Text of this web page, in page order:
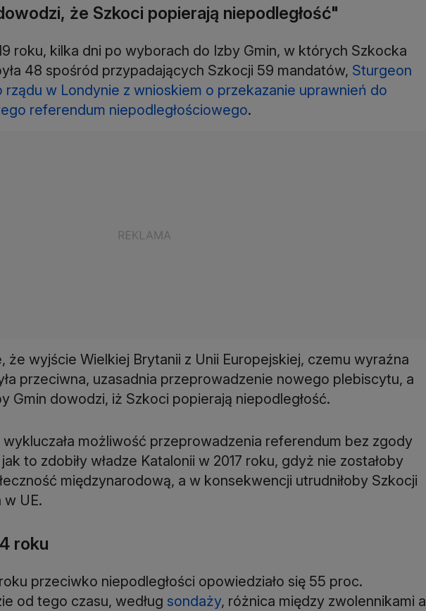
że Szkoci popierają niepodległość"
roku, kilka dni po wyborach do Izby Gmin, w których Szkocka
48 spośród przypadających Szkocji 59 mandatów, Sturgeon
rządu w Londynie z wnioskiem o przekazanie uprawnień do
referendum niepodległościowego.
że wyjście Wielkiej Brytanii z Unii Europejskiej, czemu wyraźna
przeciwna, uzasadnia przeprowadzenie nowego plebiscytu, a
Gmin dowodzi, iż Szkoci popierają niepodległość.
możliwość przeprowadzenia referendum bez zgody
to zdobiły władze Katalonii w 2017 roku, gdyż nie zostałoby
międzynarodową, a w konsekwencji utrudniłoby Szkocji
w UE.
roku
przeciwko niepodległości opowiedziało się 55 proc.
od tego czasu, według sondaży, różnica między zwolennikami a